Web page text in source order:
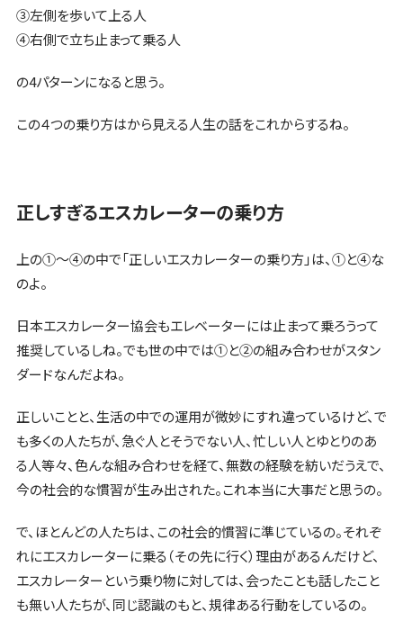
③左側を歩いて上る人
④右側で立ち止まって乗る人
の4パターンになると思う。
この４つの乗り方はから見える人生の話をこれからするね。
正しすぎるエスカレーターの乗り方
上の①～④の中で「正しいエスカレーターの乗り方」は、①と④な
のよ。
日本エスカレーター協会もエレベーターには止まって乗ろうって
推奨しているしね。でも世の中では①と②の組み合わせがスタン
ダードなんだよね。
正しいことと、生活の中での運用が微妙にすれ違っているけど、で
も多くの人たちが、急ぐ人とそうでない人、忙しい人とゆとりのあ
る人等々、色んな組み合わせを経て、無数の経験を紡いだうえで、
今の社会的な慣習が生み出された。これ本当に大事だと思うの。
で、ほとんどの人たちは、この社会的慣習に準じているの。それぞ
れにエスカレーターに乗る（その先に行く）理由があるんだけど、
エスカレーターという乗り物に対しては、会ったことも話したこと
も無い人たちが、同じ認識のもと、規律ある行動をしているの。